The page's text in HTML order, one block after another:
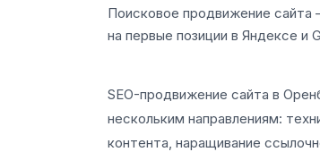
Поисковое продвижение
на первые позиции в Яндексе и
SEO-продвижение сайта в
нескольким направлениям:
контента, наращивание